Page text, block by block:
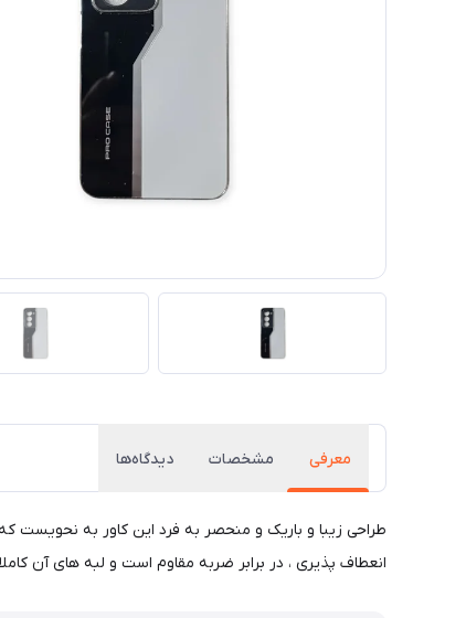
معرفی مشخصات دیدگاه‌ها
طراحی زیبا و باریک و منحصر به فرد این کاور به
انعطاف پذیری ، در برابر ضربه مقاوم است و لبه های آن